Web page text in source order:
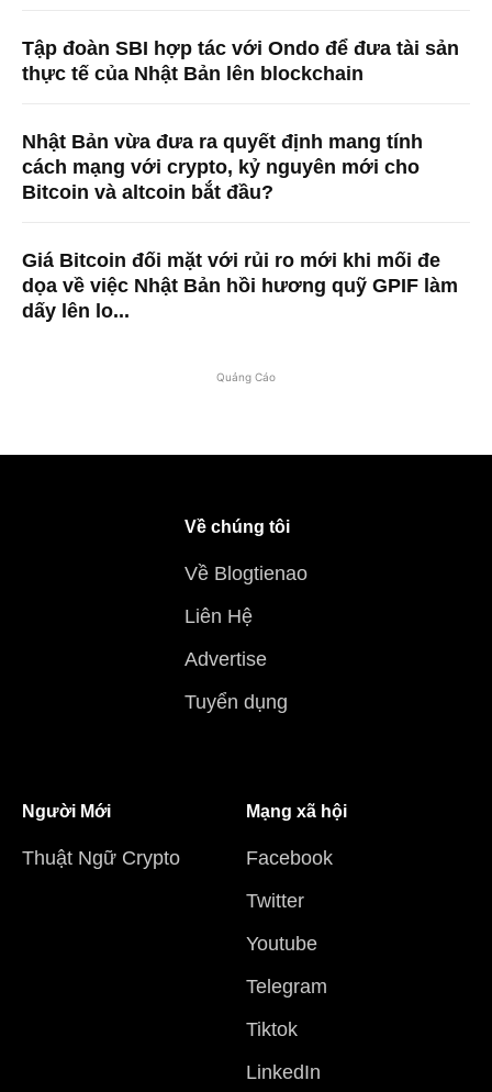
Tập đoàn SBI hợp tác với Ondo để đưa tài sản
thực tế của Nhật Bản lên blockchain
Nhật Bản vừa đưa ra quyết định mang tính
cách mạng với crypto, kỷ nguyên mới cho
Bitcoin và altcoin bắt đầu?
Giá Bitcoin đối mặt với rủi ro mới khi mối đe
dọa về việc Nhật Bản hồi hương quỹ GPIF làm
dấy lên lo...
Quảng Cáo
Về chúng tôi
Về Blogtienao
Liên Hệ
Advertise
Tuyển dụng
Người Mới
Thuật Ngữ Crypto
Mạng xã hội
Facebook
Twitter
Youtube
Telegram
Tiktok
LinkedIn